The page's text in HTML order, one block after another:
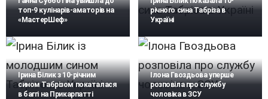
топ-9 кулінарів-аматорів на
«МастерШеф»
річного сина Табріза в
Україні
Ірина Білик з 10-річним
сином Табрізом покаталася
в баггі на Прикарпатті
Ілона Гвоздьова уперше
розповіла про службу
чоловіка в ЗСУ